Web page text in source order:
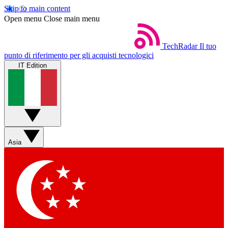
Skip to main content
Open menu Close main menu
TechRadar Il tuo
punto di riferimento per gli acquisti tecnologici
IT Edition
Asia